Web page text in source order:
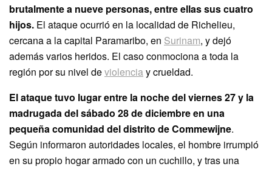
brutalmente a nueve personas, entre ellas sus cuatro
hijos. El ataque ocurrió en la localidad de Richelieu,
cercana a la capital Paramaribo, en Surinam, y dejó
además varios heridos. El caso conmociona a toda la
región por su nivel deviolenciay crueldad.
El ataque tuvo lugar entre la noche del viernes 27 y la
madrugada del sábado 28 de diciembre en una
pequeña comunidad del distrito de Commewijne.
Según informaron autoridades locales, el hombre irrumpió
en su propio hogar armado con un cuchillo, y tras una